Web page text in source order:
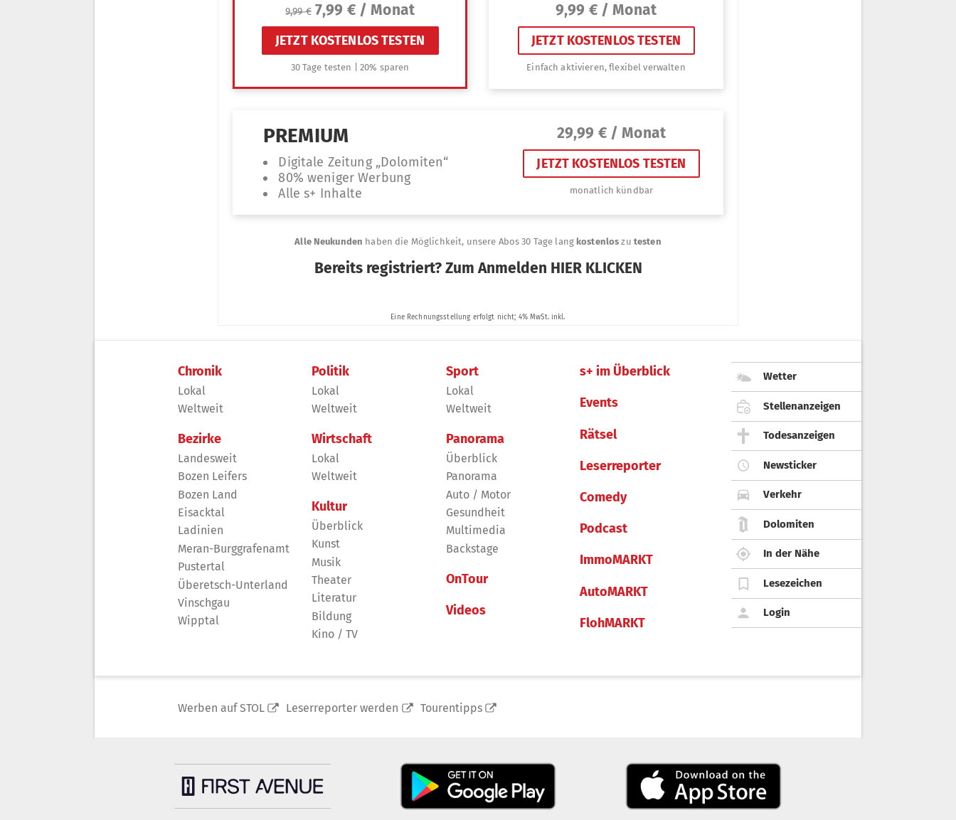
Chronik
Lokal
Weltweit
Bezirke
Landesweit
Bozen Leifers
Bozen Land
Eisacktal
Ladinien
Meran-Burggrafenamt
Pustertal
Überetsch-Unterland
Vinschgau
Wipptal
Politik
Lokal
Weltweit
Wirtschaft
Lokal
Weltweit
Kultur
Überblick
Kunst
Musik
Theater
Literatur
Bildung
Kino / TV
Sport
Lokal
Weltweit
Panorama
Überblick
Panorama
Auto / Motor
Gesundheit
Multimedia
Backstage
OnTour
Videos
s+ im Überblick
Events
Rätsel
Leserreporter
Comedy
Podcast
ImmoMARKT
AutoMARKT
FlohMARKT
Wetter
Stellenanzeigen
Todesanzeigen
Newsticker
Verkehr
Dolomiten
In der Nähe
Lesezeichen
Login
Werben auf STOL Leserreporter werden Tourentipps